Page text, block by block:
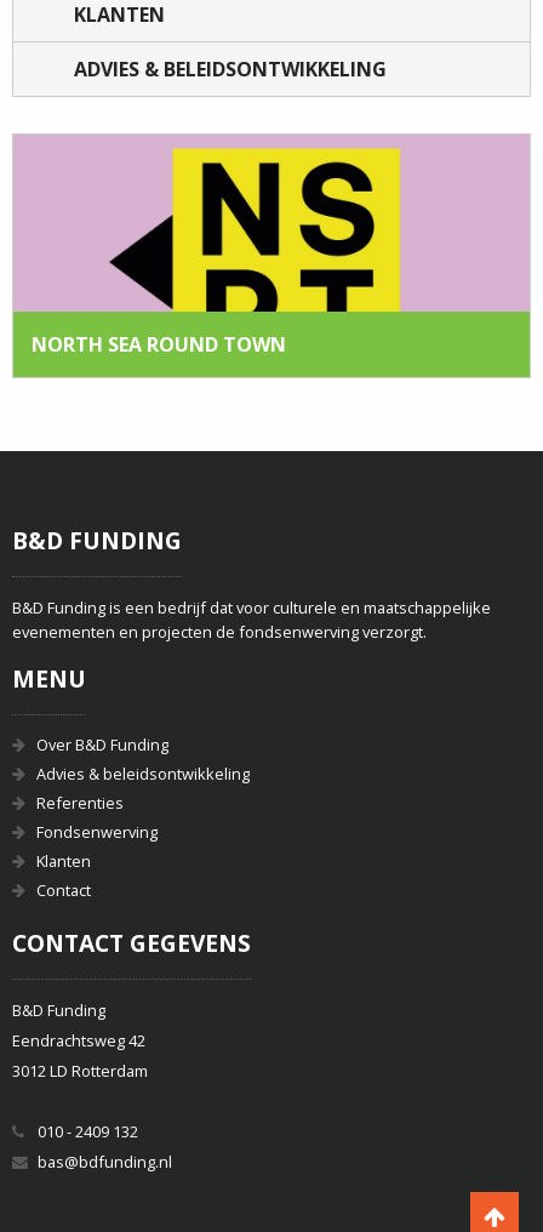
KLANTEN
ADVIES & BELEIDSONTWIKKELING
NORTH SEA ROUND TOWN
B&D FUNDING
B&D Funding is een bedrijf dat voor culturele en maatschappelijke
evenementen en projecten de fondsenwerving verzorgt.
MENU
Over B&D Funding
Advies & beleidsontwikkeling
Referenties
Fondsenwerving
Klanten
Contact
CONTACT GEGEVENS
B&D Funding
Eendrachtsweg 42
3012 LD Rotterdam
010 - 2409 132
bas@bdfunding.nl